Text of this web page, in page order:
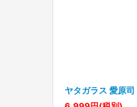
ヤタガラス 愛原司